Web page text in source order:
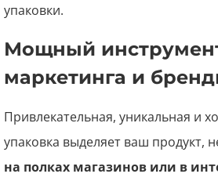
упаковки.
Мощный
маркетинга и
Привлекательная, уникальная и
упаковка выделяет ваш продукт,
на полках магазинов или в